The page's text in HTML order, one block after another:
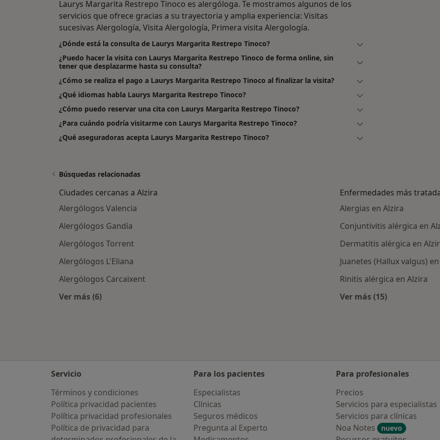
Laurys Margarita Restrepo Tinoco es alergóloga. Te mostramos algunos de los
servicios que ofrece gracias a su trayectoria y amplia experiencia: Visitas
sucesivas Alergología, Visita Alergología, Primera visita Alergología.
¿Dónde está la consulta de Laurys Margarita Restrepo Tinoco?
¿Puedo hacer la visita con Laurys Margarita Restrepo Tinoco de forma online, sin
tener que desplazarme hasta su consulta?
¿Cómo se realiza el pago a Laurys Margarita Restrepo Tinoco al finalizar la visita?
¿Qué idiomas habla Laurys Margarita Restrepo Tinoco?
¿Cómo puedo reservar una cita con Laurys Margarita Restrepo Tinoco?
¿Para cuándo podría visitarme con Laurys Margarita Restrepo Tinoco?
¿Qué aseguradoras acepta Laurys Margarita Restrepo Tinoco?
Búsquedas relacionadas
Ciudades cercanas a Alzira
Alergólogos Valencia
Alergólogos Gandía
Alergólogos Torrent
Alergólogos L'Eliana
Alergólogos Carcaixent
Ver más (6)
Enfermedades más
Alergias en Alzira
Conjuntivitis alérgica en
Dermatitis alérgica en
Juanetes (Hallux valgus)
Rinitis alérgica en Alzira
Ver más (15)
Servicio
Términos y condiciones
Política privacidad pacientes
Política privacidad profesionales
Política de privacidad para
Para los pacientes
Especialistas
Clínicas
Seguros médicos
Pregunta al Experto
Para profesionales
Precios
Servicios para especialistas
Servicios para clínicas
Noa Notes
nuevo